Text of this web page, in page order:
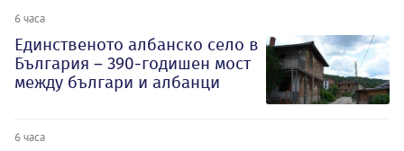
6 часа
Единственото албанско село в
България – 390-годишен мост
между българи и албанци
6 часа